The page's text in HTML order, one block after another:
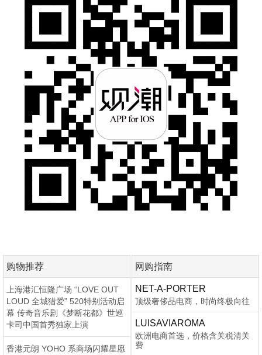
购物推荐
上海港汇恒隆广场 “LOVE OUT
LOUD 全城猎爱” 520特别活动启
幕 传奇音乐剧《梦断花都》世巡
卡司中国首秀独家上演
香港元朗 YOHO 系商场闪耀星愿
网购指南
NET-A-PORTER
顶级奢侈品电商，时尚终极向往
LUISAVIAROMA
欧洲电商首选，价格含关税清关
费